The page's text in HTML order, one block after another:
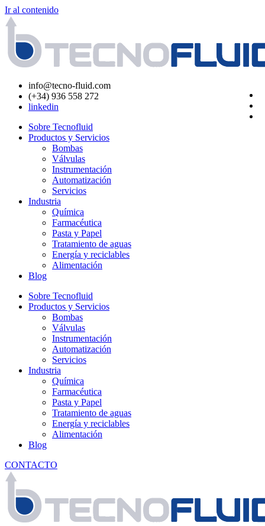
Ir al contenido
info@tecno-fluid.com
(+34) 936 558 272
linkedin
Sobre Tecnofluid
Productos y Servicios
Bombas
Válvulas
Instrumentación
Automatización
Servicios
Industria
Química
Farmacéutica
Pasta y Papel
Tratamiento de aguas
Energía y reciclables
Alimentación
Blog
Sobre Tecnofluid
Productos y Servicios
Bombas
Válvulas
Instrumentación
Automatización
Servicios
Industria
Química
Farmacéutica
Pasta y Papel
Tratamiento de aguas
Energía y reciclables
Alimentación
Blog
CONTACTO